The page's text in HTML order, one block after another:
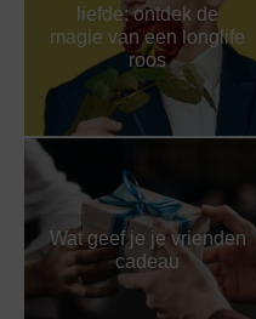
liefde: ontdek de
magie van een longlife
roos
Wat geef je je vrienden
cadeau